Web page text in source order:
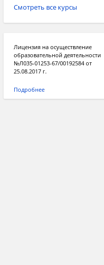
Смотреть все курсы
Лицензия на осуществление
образовательной деятельности
№Л035-01253-67/00192584 от
25.08.2017 г.
Подробнее